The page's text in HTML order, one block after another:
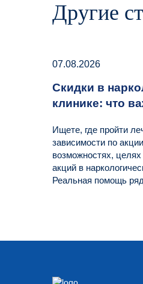
Другие
07.08.2026
Скидки в
клинике: что
Ищете, где пройти
зависимости по
возможностях,
акций в
Реальная помощь